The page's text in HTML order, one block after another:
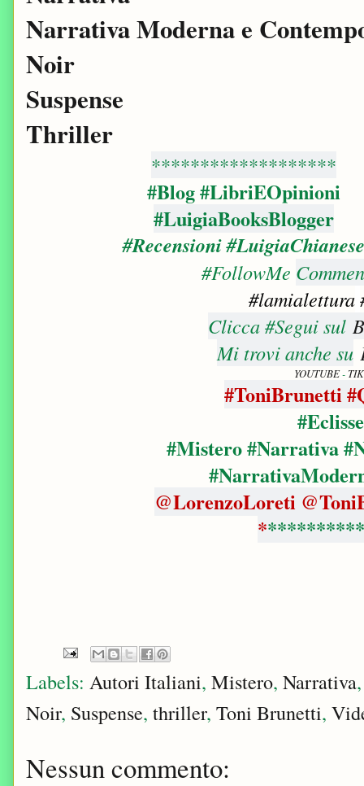
Narrativa Moderna e
Noir
Suspense
Thriller
*******************
#Blog #LibriEOpinioni
#LuigiaBooksBlogger
#Recensioni#LuigiaChianese
#FollowMe
#lamialettura
Clicca #Segui sul
Mi trovi anche su
YOUTUBE-
#ToniBrunetti
#Mistero #Narrativa
@LorenzoLoreti
*
Labels: Autori Italiani, Mistero, Narrativa
Noir, Suspense, thriller, Toni Brunetti,
Nessun commento: